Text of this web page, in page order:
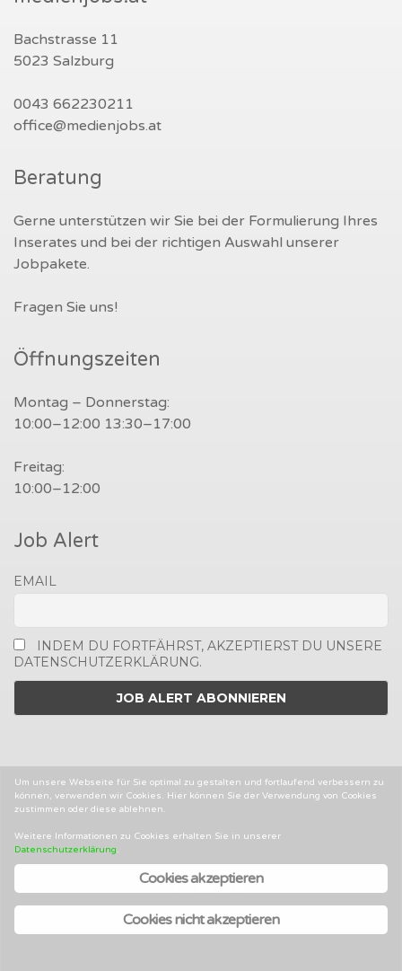
Bachstrasse 11
5023 Salzburg
0043 662230211
office@medienjobs.at
Beratung
Gerne unterstützen wir Sie bei der Formulierung Ihres
Inserates und bei der richtigen Auswahl unserer
Jobpakete.
Fragen Sie uns!
Öffnungszeiten
Montag – Donnerstag:
10:00–12:00 13:30–17:00
Freitag:
10:00–12:00
Job Alert
EMAIL
INDEM DU FORTFÄHRST, AKZEPTIERST DU UNSERE
DATENSCHUTZERKLÄRUNG.
2014-2025 © MEDIENJOBS.AT
AGBS
Facebook
Twitter
Linked
In
Um unsere Webseite für Sie optimal zu gestalten und fortlaufend verbessern zu
können, verwenden wir Cookies. Hier können Sie der Verwendung von Cookies
zustimmen oder diese ablehnen.
Weitere Informationen zu Cookies erhalten Sie in unserer
Datenschutzerklärung.
Cookies akzeptieren
Cookies nicht akzeptieren